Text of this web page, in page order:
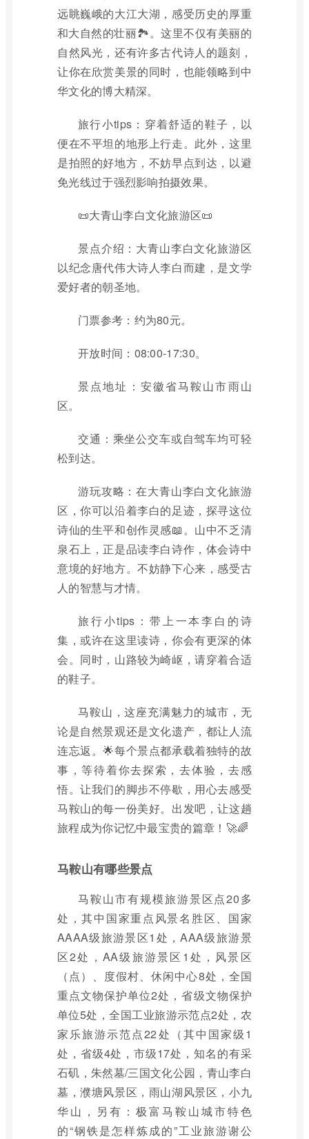
远眺巍峨的大江大湖，感受历史的厚重
和大自然的壮丽🏞️。这里不仅有美丽的
自然风光，还有许多古代诗人的题刻，
让你在欣赏美景的同时，也能领略到中
华文化的博大精深。
旅行小tips：穿着舒适的鞋子，以
便在不平坦的地形上行走。此外，这里
是拍照的好地方，不妨早点到达，以避
免光线过于强烈影响拍摄效果。
📜大青山李白文化旅游区📜
景点介绍：大青山李白文化旅游区
以纪念唐代伟大诗人李白而建，是文学
爱好者的朝圣地。
门票参考：约为80元。
开放时间：08:00-17:30。
景点地址：安徽省马鞍山市雨山
区。
交通：乘坐公交车或自驾车均可轻
松到达。
游玩攻略：在大青山李白文化旅游
区，你可以沿着李白的足迹，探寻这位
诗仙的生平和创作灵感📖。山中不乏清
泉石上，正是品读李白诗作，体会诗中
意境的好地方。不妨静下心来，感受古
人的智慧与才情。
旅行小tips：带上一本李白的诗
集，或许在这里读诗，你会有更深的体
会。同时，山路较为崎岖，请穿着合适
的鞋子。
马鞍山，这座充满魅力的城市，无
论是自然景观还是文化遗产，都让人流
连忘返。🌟每个景点都承载着独特的故
事，等待着你去探索，去体验，去感
悟。让我们的脚步不停歇，用心去感受
马鞍山的每一份美好。出发吧，让这趟
旅程成为你记忆中最宝贵的篇章！🚀🌈
马鞍山有哪些景点
马鞍山市有规模旅游景区点20多
处，其中国家重点风景名胜区、国家
AAAA级旅游景区1处，AAA级旅游景
区2处，AA级旅游景区1处，风景区
（点）、度假村、休闲中心8处，全国
重点文物保护单位2处，省级文物保护
单位5处，全国工业旅游示范点2处，农
家乐旅游示范点22处（其中国家级1
处，省级4处，市级17处，知名的有采
石矶，朱然墓/三国文化公园，青山李白
墓，濮塘风景区，雨山湖风景区，小九
华山，另有：极富马鞍山城市特色
的“钢铁是怎样炼成的”工业旅游谢公